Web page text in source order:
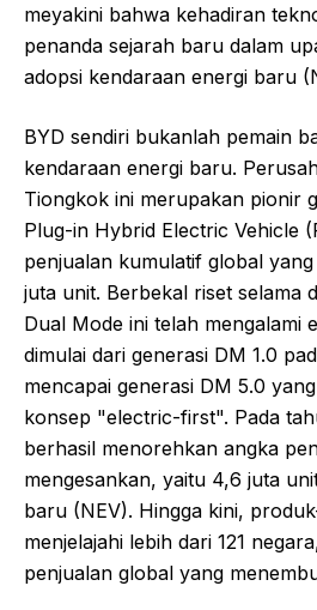
meyakini bahwa kehadiran
penanda sejarah baru dalam
adopsi kendaraan energi baru
BYD sendiri bukanlah pemain
kendaraan energi baru.
Tiongkok ini merupakan pionir
Plug-in Hybrid Electric Vehicle
penjualan kumulatif global
juta unit. Berbekal riset selama
Dual Mode ini telah mengalami
dimulai dari generasi DM 1.0
mencapai generasi DM 5.0
konsep "electric-first". Pada
berhasil menorehkan angka
mengesankan, yaitu 4,6 juta
baru (NEV). Hingga kini,
menjelajahi lebih dari 121
penjualan global yang